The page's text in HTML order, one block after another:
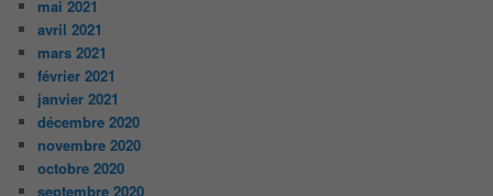
mai 2021
avril 2021
mars 2021
février 2021
janvier 2021
décembre 2020
novembre 2020
octobre 2020
septembre 2020